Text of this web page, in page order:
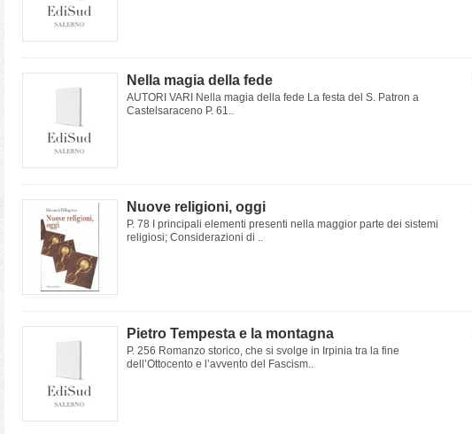
Nella magia della fede
AUTORI VARI Nella magia della fede La festa del S. Patron a
Castelsaraceno P. 61..
Nuove religioni, oggi
P. 78 I principali elementi presenti nella maggior parte dei sistemi
religiosi; Considerazioni di ..
Pietro Tempesta e la montagna
P. 256 Romanzo storico, che si svolge in Irpinia tra la fine
dell’Ottocento e l’avvento del Fascism..